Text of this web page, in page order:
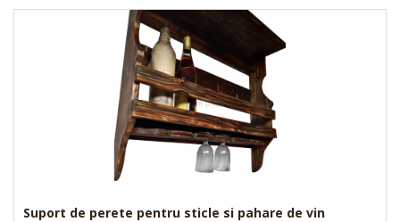
Suport de perete pentru sticle si pahare de vin